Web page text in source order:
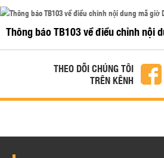
Thông báo TB103 về điều chỉnh nội
THEO DÕI CHÚNG TÔI
TRÊN KÊNH